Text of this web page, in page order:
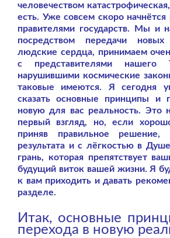
человечеством
есть. Уже совсем скоро
правителями государств. Мы и
посредством передачи
людские сердца, принимаем
с представителями нашего
нарушившими космические
таковые имеются. Я сегодня
сказать основные принципы и
новую для вас реальность. Это
первый взгляд, но, если
приняв правильное решение,
результата и с лёгкостью в
грань, которая препятствует
будущий виток вашей жизни. Я
к вам приходить и давать
разделе.
Итак, основные
перехода в новую